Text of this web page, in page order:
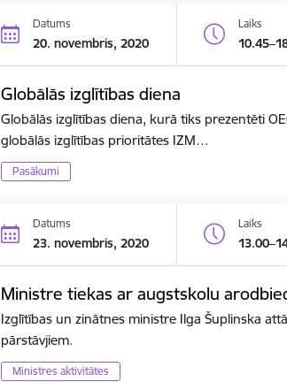
Datums
20. novembris, 2020
Laiks
Globālās izglītības diena
Globālās izglītības diena, kurā tiks prezentēti
globālās izglītības prioritātes IZM…
Pasākumi
Datums
23. novembris, 2020
Laiks
Ministre tiekas ar augstskolu
Izglītības un zinātnes ministre Ilga Šuplinska
pārstāvjiem.
Ministres aktivitātes